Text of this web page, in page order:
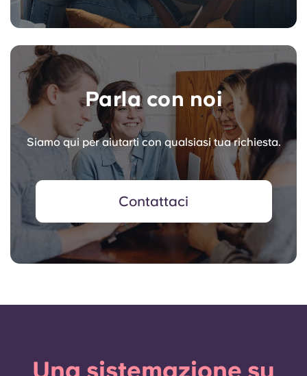
Parla con noi
Siamo qui per aiutarti con qualsiasi tua richiesta.
Contattaci
Una sistemazione su